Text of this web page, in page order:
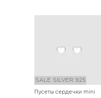
SALE SILVER 925
Пусеты сердечки mini